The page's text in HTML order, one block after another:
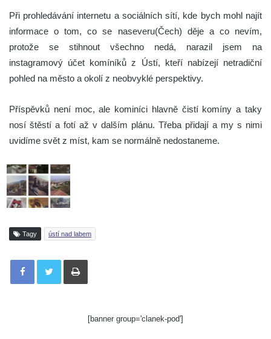
Při prohledávání internetu a sociálních sítí, kde bych mohl najít
informace o tom, co se naseveru(Čech) děje a co nevím,
protože se stihnout všechno nedá, narazil jsem na
instagramový účet komíníků z Ústí, kteří nabízejí netradiční
pohled na město a okolí z neobvyklé perspektivy.
Příspěvků není moc, ale kominíci hlavně čistí komíny a taky
nosí štěstí a fotí až v dalším plánu. Třeba přidají a my s nimi
uvidíme svět z míst, kam se normálně nedostaneme.
Tagy ústí nad labem
Tisknout
[banner group='clanek-pod']